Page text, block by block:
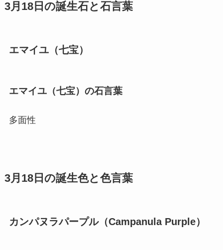
3月18日の誕生石と石言葉
エマイユ（七宝）
エマイユ（七宝）の石言葉
多面性
3月18日の誕生色と色言葉
カンパヌラパープル（Campanula Purple）